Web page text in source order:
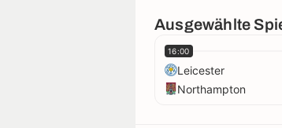
Ausgewählte
16:00
Leicester
Northampton